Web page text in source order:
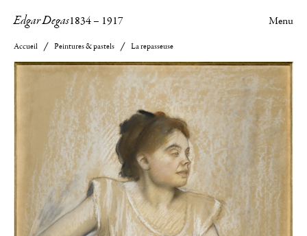
Edgar Degas1834– 1917 Menu
Accueil Peintures & pastels La repasseuse